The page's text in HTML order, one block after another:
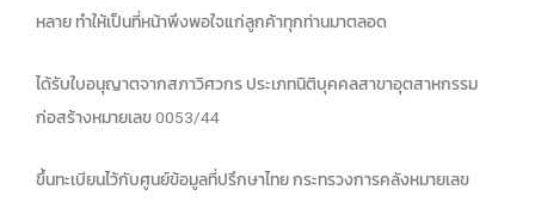
หลาย ทำให้เป็นที่หน้าพึงพอใจแก่ลูกค้าทุกท่านมาตลอด
ได้รับใบอนุญาตจากสภาวิศวกร ประเภทนิติบุคคลสาขาอุตสาหกรรม
ก่อสร้างหมายเลข 0053/44
ขึ้นทะเบียนไว้กับศูนย์ข้อมูลที่ปรึกษาไทย กระทรวงการคลังหมายเลข